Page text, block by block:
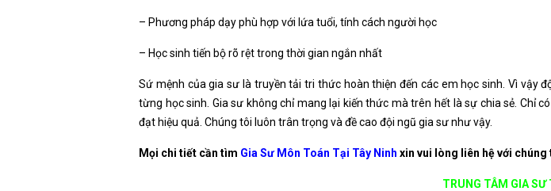
– Phương pháp dạy phù hợp với lứa tuổi, tính cách người học
– Học sinh tiến bộ rõ rệt trong thời gian ngắn nhất
Sứ mệnh của gia sư là truyền tải tri thức hoàn thiện đến các em học sinh. Vì vậy
từng học sinh. Gia sư không chỉ mang lại kiến thức mà trên hết là sự chia sẻ. Chỉ
đạt hiệu quả. Chúng tôi luôn trân trọng và đề cao đội ngũ gia sư như vậy.
Mọi chi tiết cần tìm Gia Sư Môn Toán Tại Tây Ninh xin vui lòng liên hệ với
TRUNG TÂM GIA SƯ